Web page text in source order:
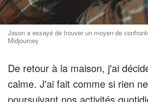
Jason a essayé de trouver un moyen de
Midjourney
De retour à la maison, j'ai
calme. J'ai fait comme si rien